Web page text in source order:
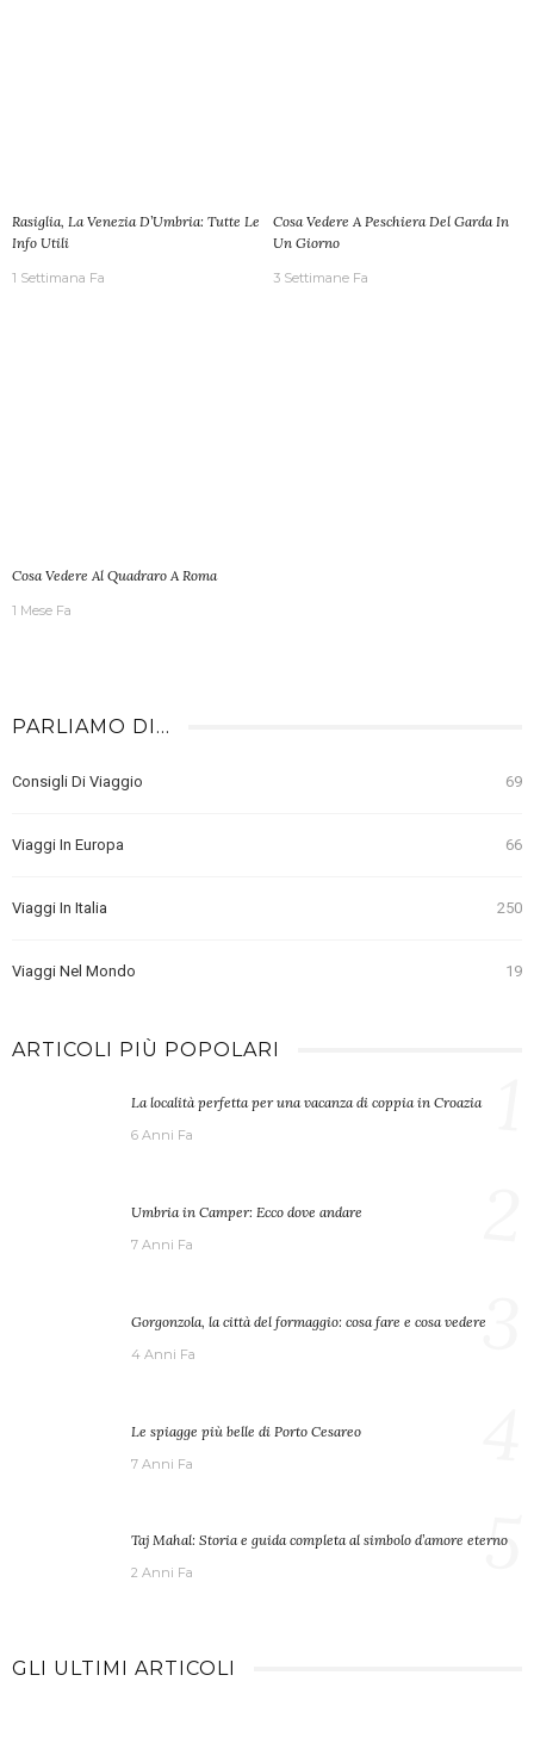
Rasiglia, La Venezia D’Umbria: Tutte Le
Info Utili
1 Settimana Fa
Cosa Vedere A Peschiera Del Garda In
Un Giorno
3 Settimane Fa
Cosa Vedere Al Quadraro A Roma
1 Mese Fa
PARLIAMO DI…
Consigli Di Viaggio 69
Viaggi In Europa 66
Viaggi In Italia 250
Viaggi Nel Mondo 19
ARTICOLI PIÙ POPOLARI
La località perfetta per una vacanza di coppia in Croazia
6 Anni Fa
Umbria in Camper: Ecco dove andare
7 Anni Fa
Gorgonzola, la città del formaggio: cosa fare e cosa vedere
4 Anni Fa 3
Le spiagge più belle di Porto Cesareo
7 Anni Fa
Taj Mahal: Storia e guida completa al simbolo d’amore eterno
2 Anni Fa 5
GLI ULTIMI ARTICOLI